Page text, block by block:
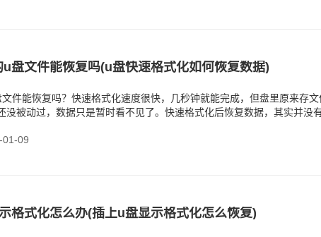
盘文件能恢复吗(u盘快速格式化如何恢复数据)
件能恢复吗？快速格式化速度很快，几秒钟就能完成，但盘里原来存文
没被动过，数据只是暂时看不见了。快速格式化后恢复数据，其实并没有
01-09
格式化怎么办(插上u盘显示格式化怎么恢复)